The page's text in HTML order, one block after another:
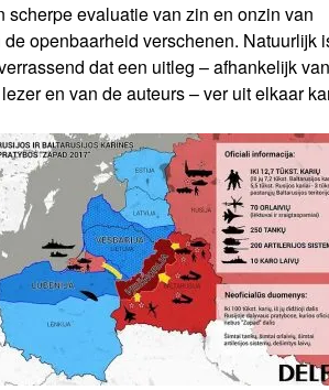
evaluatie van zin en onzin van
openbaarheid verschenen. Natuurlijk
dat een uitleg – afhankelijk van
en van de auteurs – ver uit elkaar